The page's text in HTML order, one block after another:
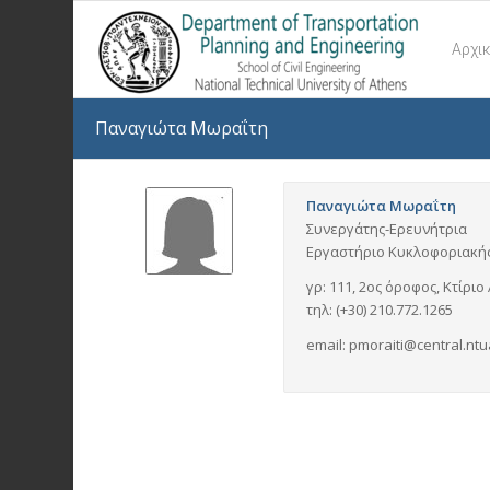
Παναγιώτα Μωραΐτη
Παναγιώτα Μωραΐτη
Συνεργάτης-Ερευνήτρια
Εργαστήριο
γρ: 111, 2ος όροφος,
τηλ: (+30) 210.772.1265
email: